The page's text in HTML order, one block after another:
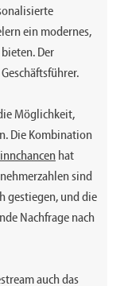
ein modernes,
Der
Möglichkeit,
Die Kombination
hat
sind
gestiegen, und die
Nachfrage nach
auch das